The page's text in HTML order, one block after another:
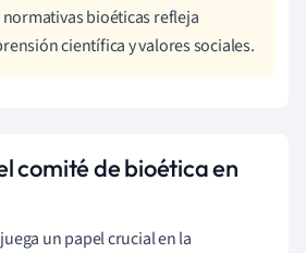
bioéticas refleja
científica y valores sociales.
comité de bioética en
un papel crucial en la